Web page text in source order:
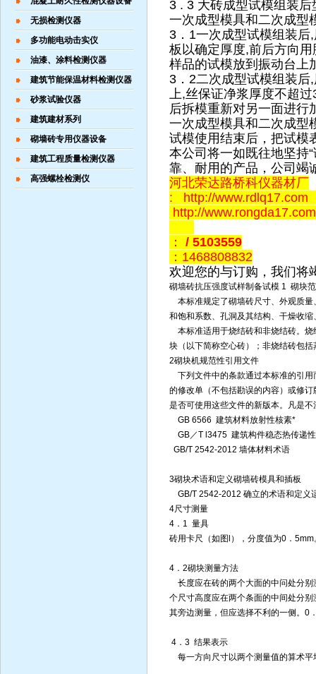
无损检测仪器
多功能电动击实仪
油漆、涂料检测仪器
建筑节能保温材料检测仪器
砂浆试验仪器
建筑建材系列
砌墙砖专用仪器设备
建筑工程质量检测仪器
高强螺栓检测仪
3 . 3 大砖成型试模组装
一次成型模具和二次成型
3．1一次成型试模组装
板以确定厚度,前后方向
样品的试模放到振动台上
3．2二次成型试模组装
上,丝保证净浆厚度不超
后拆模重新对另一面进行
一次成型模具和二次成型
试模使用结束后，把试模
本公司将一如既往地坚持
靠、耐用的产品，公司竭
河北荣达路桥科仪器材厂
: http://
http://
：
/ 5103559
：1468808832
欢迎您的与订购，我们将
砌墙砖抗压强度试样制备试模 1 砌块
本标准规定了砌墙砖尺寸、外观质量
和饱和系数、孔洞及其结构、干燥收
本标准适用于烧结砖和非烧结砖。烧
块（以下简称空心砖）；非烧结砖包
2砌块机规范性引用文件
下列文件中的条款通过本标准的引用
的修改单（不包括勘误的内容）或修
是否可使用这些文件的新版本。凡是
GB 6566 建筑材料放射性核素*
GB／T l3475 建筑构件稳态热传递
GB/T 2542-2012 墙体材料术语
3砌块术语和定义砌墙砖模具和插板
GB/T 2542-2012 确立的术语和定义
4尺寸测量
4．1 量具
砖用卡尺（如图l），分度值为0．5mm
4．2砌块测量方法
长度应在砖的两个大面的中问处分别
个尺寸高度应在两个条面的中间处分
其旁边测量，但应选择不利的一侧。0
4．3 结果表示
每一方向尺寸以两个测量值的算术平